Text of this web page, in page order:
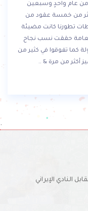
من عام واحدٍ وسبعين
من خمسة عقود من
تطورنا كانت مضيئة
العامة حققت نسب نجاح
كما تفوقوا في كثير من
أكثر من مرة & ..
.
النادي الإيراني